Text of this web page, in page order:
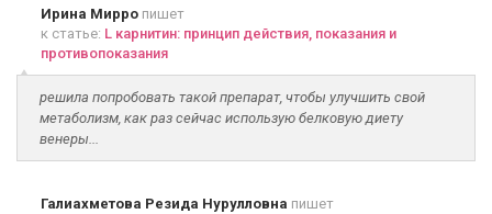
Ирина Мирро пишет
к статье: L карнитин: принцип действия, показания и
противопоказания
решила попробовать такой препарат, чтобы улучшить свой
метаболизм, как раз сейчас использую белковую диету
венеры...
Галиахметова Резида Нурулловна пишет